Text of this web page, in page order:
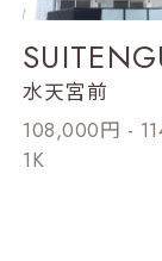
水天宮前
108,000円 -
1K